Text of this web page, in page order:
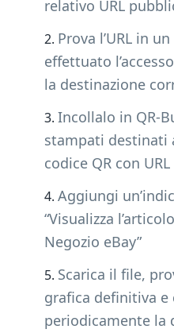
relativo URL
Prova l’URL in
effettuato
la destinazione
Incollalo in QR-
stampati destinati
codice QR con
Aggiungi
“Visualizza
Negozio eBay”
Scarica il file,
grafica definitiva e
periodicamente la